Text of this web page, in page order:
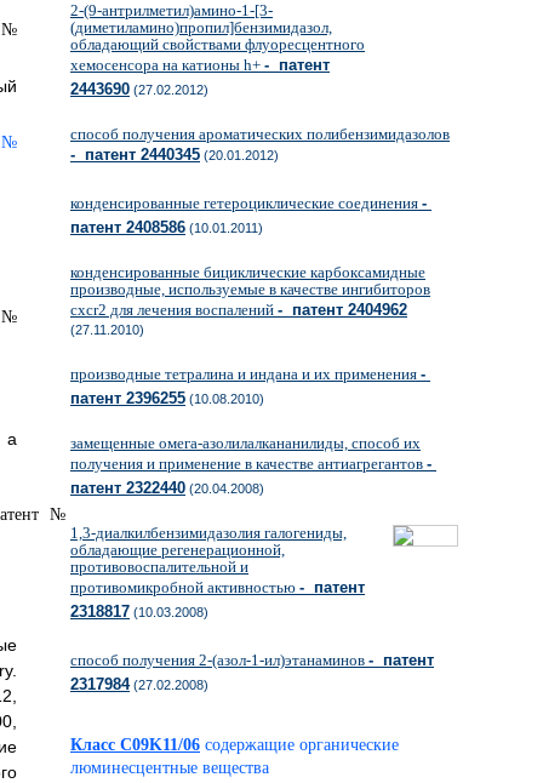
а
2-(9-антрилметил)амино-1-[3-
(диметиламино)пропил]бензимидазол,
обладающий свойствами флуоресцентного
хемосенсора на катионы h+ - патент
2443690 (27.02.2012)
способ получения ароматических полибензимидазолов
- патент 2440345 (20.01.2012)
конденсированные гетероциклические соединения -
патент 2408586 (10.01.2011)
конденсированные бициклические карбоксамидные
производные, используемые в качестве ингибиторов
схсr2 для лечения воспалений - патент 2404962
(27.11.2010)
производные тетралина и индана и их применения -
патент 2396255 (10.08.2010)
замещенные омега-азолилалкананилиды, способ их
получения и применение в качестве антиагрегантов -
патент 2322440 (20.04.2008)
1,3-диалкилбензимидазолия галогениды,
обладающие регенерационной,
противовоспалительной и
противомикробной активностью - патент
2318817 (10.03.2008)
способ получения 2-(азол-1-ил)этанаминов - патент
2317984(27.02.2008)
Класс C09K11/06 содержащие органические
люминесцентные вещества